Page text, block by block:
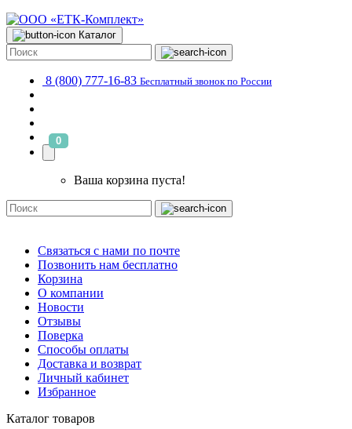
Каталог
8 (800) 777-16-83 Бесплатный звонок по России
0
Ваша корзина пуста!
Связаться с нами по почте
Позвонить нам бесплатно
Корзина
О компании
Новости
Отзывы
Поверка
Способы оплаты
Доставка и возврат
Личный кабинет
Избранное
Каталог товаров